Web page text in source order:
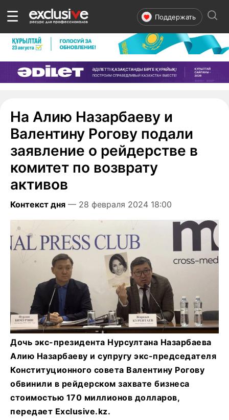
☰ Поддержать
На Алию Назарбаеву и
Валентину Рогову подали
заявление о рейдерстве в
комитет по возврату
активов
Контекст дня — 28 февраля 2024 18:00
Дочь экс-президента Нурсултана Назарбаева
Алию Назарбаеву и супругу экс-председателя
Конституционного совета Валентину Рогову
обвинили в рейдерском захвате бизнеса
стоимостью 170 миллионов долларов,
передает Exclusive.kz.